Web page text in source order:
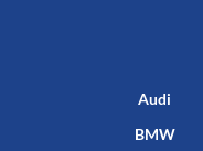
Audi
BMW